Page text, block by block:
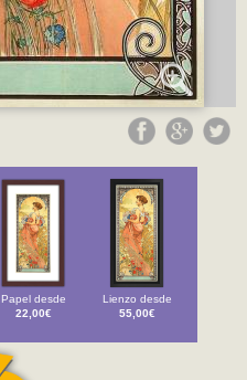
Papel desde
22,00€
Lienzo desde
55,00€